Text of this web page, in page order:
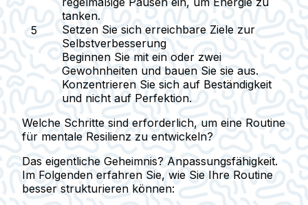
tanken.
Setzen Sie sich erreichbare Ziele zur
Selbstverbesserung
Beginnen Sie mit ein oder zwei
Gewohnheiten und bauen Sie sie aus.
Konzentrieren Sie sich auf Beständigkeit
und nicht auf Perfektion.
Welche Schritte sind erforderlich, um eine Routine
für mentale Resilienz zu entwickeln?
Das eigentliche Geheimnis? Anpassungsfähigkeit.
Im Folgenden erfahren Sie, wie Sie Ihre Routine
besser strukturieren können: